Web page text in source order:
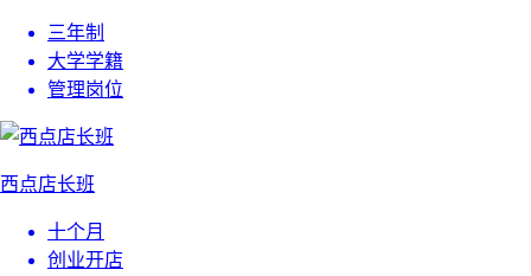
三年制
大学学籍
管理岗位
西点店长班
十个月
创业开店